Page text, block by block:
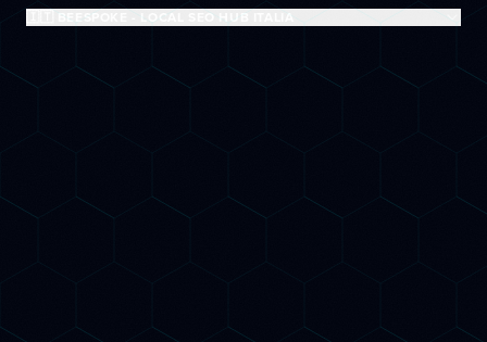
🇮🇹 BEESPOKE - LOCAL SEO HUB ITALIA